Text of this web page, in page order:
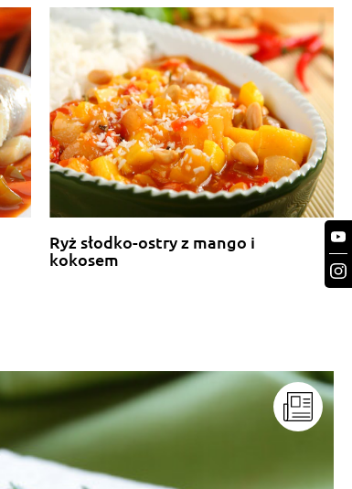
Ryż słodko-ostry z mango i
kokosem